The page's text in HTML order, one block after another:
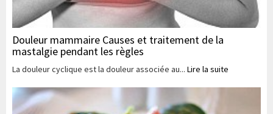
Douleur mammaire Causes et traitement de la
mastalgie pendant les règles
La douleur cyclique est la douleur associée au... Lire la suite